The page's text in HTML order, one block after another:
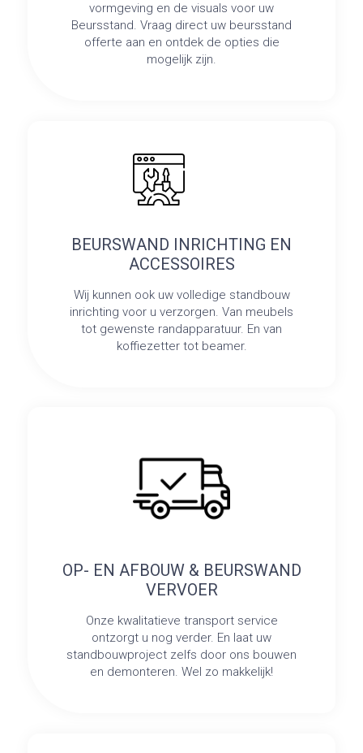
vormgeving en de visuals voor uw
Beursstand. Vraag direct uw beursstand
offerte aan en ontdek de opties die
mogelijk zijn.
BEURSWAND INRICHTING EN
ACCESSOIRES
Wij kunnen ook uw volledige standbouw
inrichting voor u verzorgen. Van meubels
tot gewenste randapparatuur. En van
koffiezetter tot beamer.
OP- EN AFBOUW & BEURSWAND
VERVOER
Onze kwalitatieve transport service
ontzorgt u nog verder. En laat uw
standbouwproject zelfs door ons bouwen
en demonteren. Wel zo makkelijk!